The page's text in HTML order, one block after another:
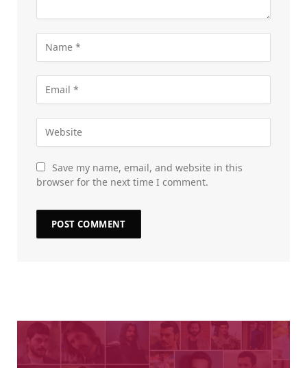
Save my name, email, and website in this
browser for the next time I comment.